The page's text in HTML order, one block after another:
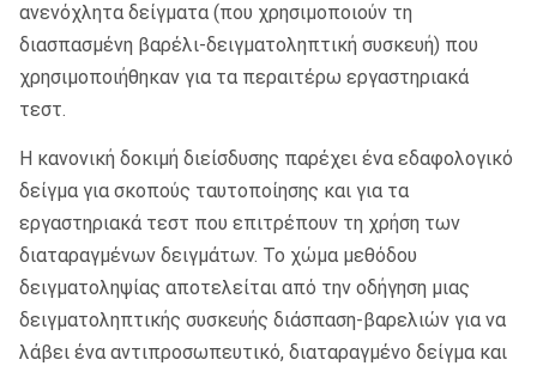
ανενόχλητα δείγματα (που χρησιμοποιούν τη
διασπασμένη βαρέλι-δειγματοληπτική συσκευή) που
χρησιμοποιήθηκαν για τα περαιτέρω εργαστηριακά
τεστ.
Η κανονική δοκιμή διείσδυσης παρέχει ένα εδαφολογικό
δείγμα για σκοπούς ταυτοποίησης και για τα
εργαστηριακά τεστ που επιτρέπουν τη χρήση των
διαταραγμένων δειγμάτων. Το χώμα μεθόδου
δειγματοληψίας αποτελείται από την οδήγηση μιας
δειγματοληπτικής συσκευής διάσπαση-βαρελιών για να
λάβει ένα αντιπροσωπευτικό, διαταραγμένο δείγμα και